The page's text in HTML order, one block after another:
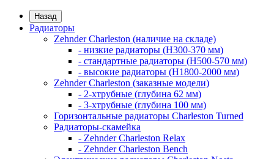
Назад
Радиаторы
Zehnder Charleston (наличие на складе)
- низкие радиаторы (H300-370 мм)
- стандартные радиаторы (H500-570 мм)
- высокие радиаторы (H1800-2000 мм)
Zehnder Charleston (заказные модели)
- 2-хтрубные (глубина 62 мм)
- 3-хтрубные (глубина 100 мм)
Горизонтальные радиаторы Charleston Turned
Радиаторы-скамейка
- Zehnder Charleston Relax
- Zehnder Charleston Bench